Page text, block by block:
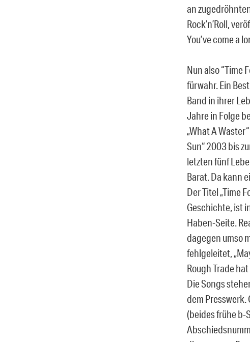
an
Rock’n’Roll,
You’ve come a
Nun also “Time
fürwahr. Ein
Band in ihrer
Jahre in Folge
„What A
Sun“ 2003 bis
letzten fünf
Barat. Da kann
Der Titel „Time
Geschichte, ist
Haben-Seite.
dagegen umso
fehlgeleitet,
Rough Trade
Die Songs
dem Presswerk.
(beides frühe b-